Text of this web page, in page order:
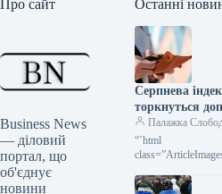
Про сайт
Business News
— діловий
портал, що
об'єднує
новини
Останні
Серпнева
торкнуться
зарплати
Палажка
“`html
зарплат у серпні: